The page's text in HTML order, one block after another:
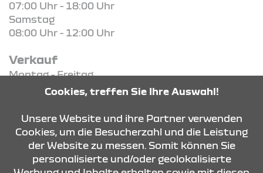
07:00 Uhr - 18:00 Uhr
Samstag
08:00 Uhr - 12:00 Uhr
Verkauf
Montag - Freitag
08:00 Uhr - 18:00 Uhr
09:00 Uhr - 12:00 Uhr
KONTAKT & ANFAHRT
Cookies, treffen Sie Ihre Auswahl!
Unsere Website und ihre Partner verwenden
Cookies, um die Besucherzahl und die Leistung
der Website zu messen. Somit können Sie
personalisierte und/oder geolokalisierte